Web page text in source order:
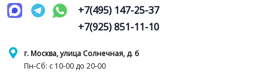
г. Москва, улица Солнечная, д. 6
Пн-Сб: с 10-00 до 20-00
+7(495) 147-25-37
+7(925) 851-11-10